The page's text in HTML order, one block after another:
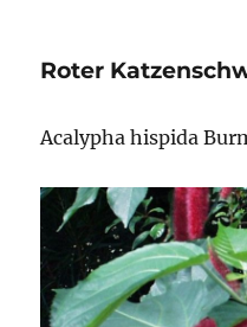
Roter
Acalypha hispida